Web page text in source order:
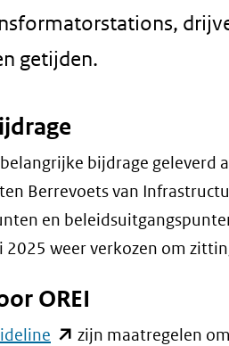
getijden.
bijdrage
Berrevoets van
en
weer verkozen om
OREI
(opentzijn maatregelen